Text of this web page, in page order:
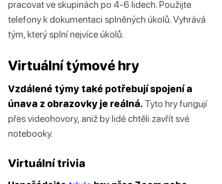
pracovat ve skupinách po 4-6 lidech. Použijte
telefony k dokumentaci splněných úkolů. Vyhrává
tým, který splní nejvíce úkolů.
Virtuální týmové hry
Vzdálené týmy také potřebují spojení a
únava z obrazovky je reálná. Tyto hry fungují
přes videohovory, aniž by lidé chtěli zavřít své
notebooky.
Virtuální trivia